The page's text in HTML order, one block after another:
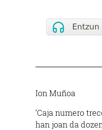
Ion Muñoa
‘Caja numero
han joan da